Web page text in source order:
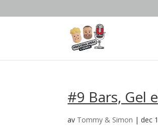
#9 Bars, Gel
av Tommy & Simon |dec